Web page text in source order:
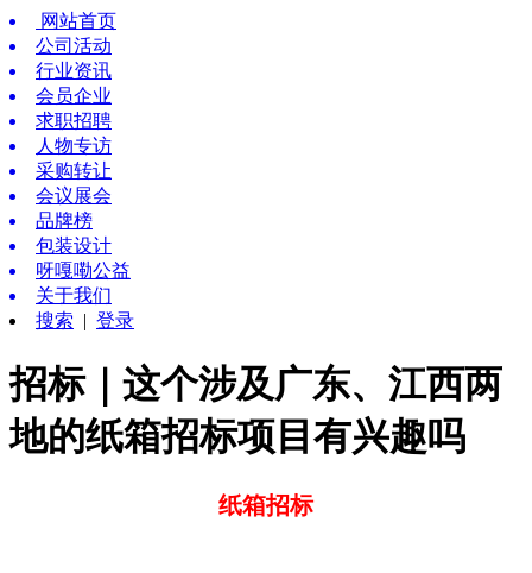
网站首页
公司活动
行业资讯
会员企业
求职招聘
人物专访
采购转让
会议展会
品牌榜
包装设计
呀嘎嘞公益
关于我们
搜索 | 登录
招标｜这个涉及广东、江西两
地的纸箱招标项目有兴趣吗
纸箱招标